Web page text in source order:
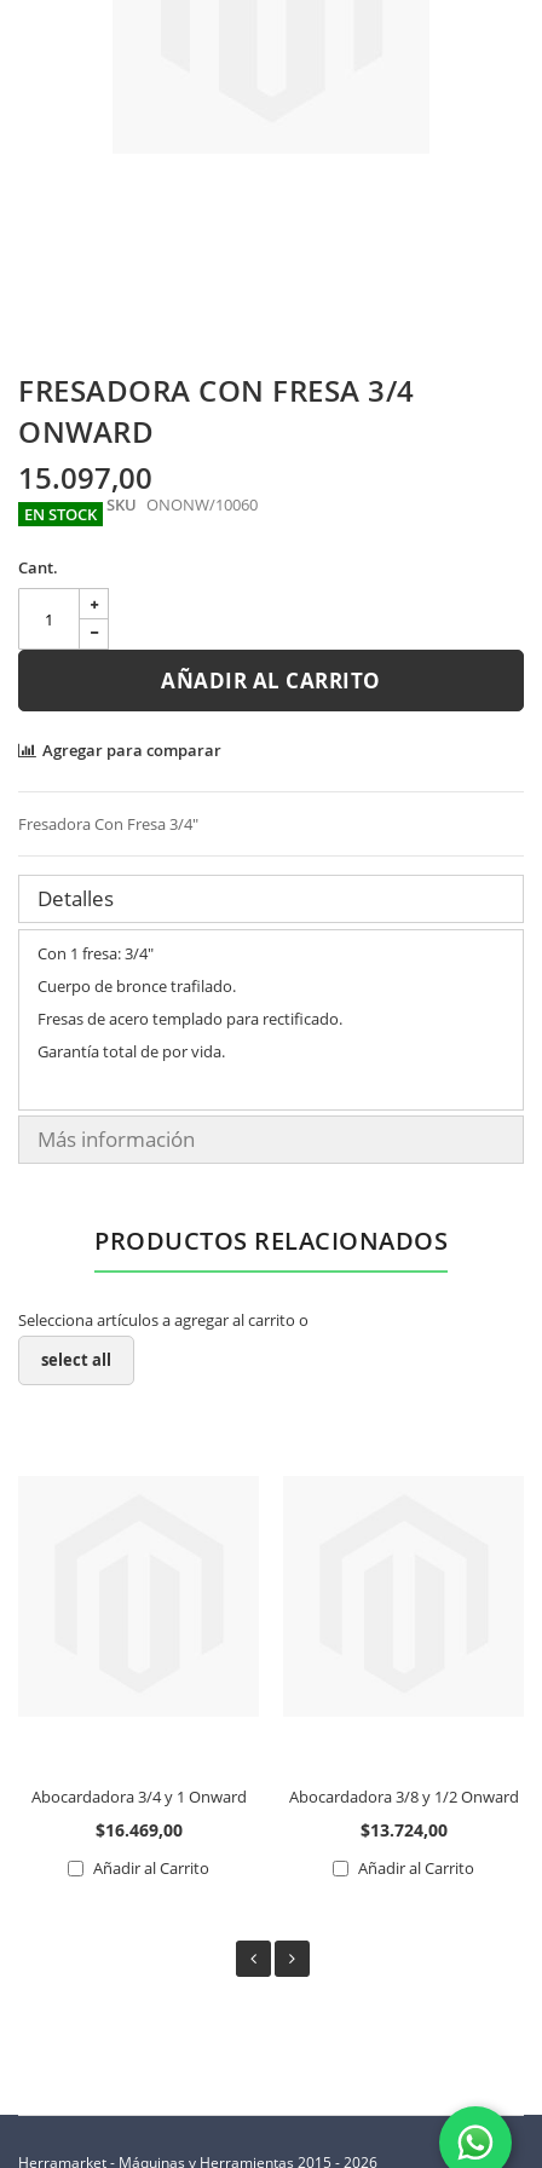
Skip
to
the
beginning
of
the
images
gallery
FRESADORA CON FRESA 3/4
ONWARD
15.097,00
EN STOCK SKU ONONW/10060
Cant.
AÑADIR AL CARRITO
Agregar para comparar
Fresadora Con Fresa 3/4"
Detalles
Con 1 fresa: 3/4"
Cuerpo de bronce trafilado.
Fresas de acero templado para rectificado.
Garantía total de por vida.
Más información
PRODUCTOS RELACIONADOS
Selecciona artículos a agregar al carrito o
select all
Abocardadora 3/4 y 1 Onward
$16.469,00
Añadir al Carrito
Abocardadora 3/8 y 1/2 Onward
$13.724,00
Añadir al Carrito
Herramarket - Máquinas y Herramientas 2015 - 2026